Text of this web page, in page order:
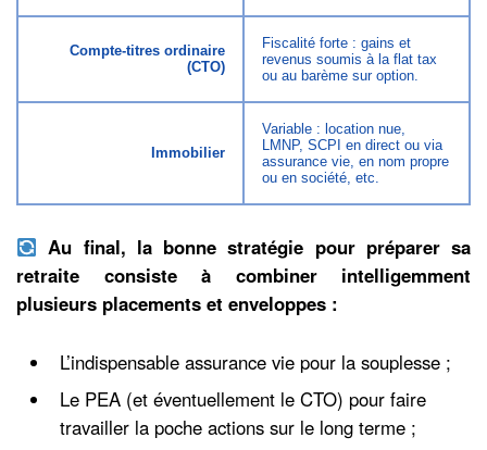
Compte-titres ordinaire
(CTO)
Fiscalité forte : gains et
revenus soumis à la flat tax
ou au barème sur option.
Immobilier
Variable : location nue,
LMNP, SCPI en direct ou via
assurance vie, en nom propre
ou en société, etc.
Au final, la bonne stratégie pour préparer sa
retraite consiste à combiner intelligemment
plusieurs placements et enveloppes :
L’indispensable assurance vie pour la souplesse ;
Le PEA (et éventuellement le CTO) pour faire
travailler la poche actions sur le long terme ;